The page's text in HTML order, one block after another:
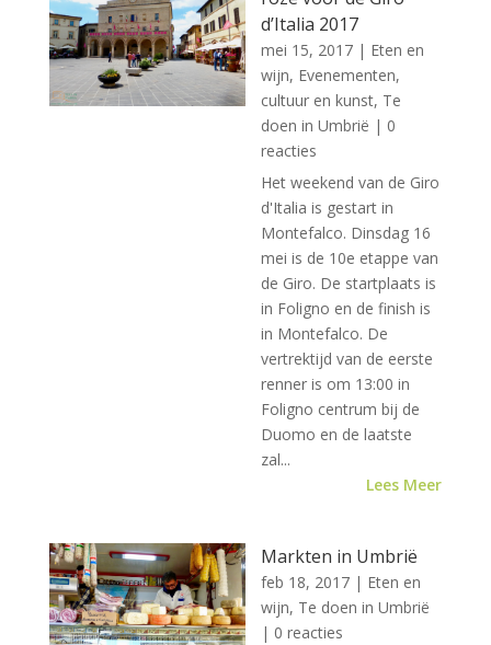
d’Italia 2017
mei 15, 2017 | Eten en
wijn, Evenementen,
cultuur en kunst, Te
doen in Umbrië | 0
reacties
Het weekend van de Giro
d'Italia is gestart in
Montefalco. Dinsdag 16
mei is de 10e etappe van
de Giro. De startplaats is
in Foligno en de finish is
in Montefalco. De
vertrektijd van de eerste
renner is om 13:00 in
Foligno centrum bij de
Duomo en de laatste
zal...
Lees Meer
Markten in Umbrië
feb 18, 2017 | Eten en
wijn, Te doen in Umbrië
| 0 reacties